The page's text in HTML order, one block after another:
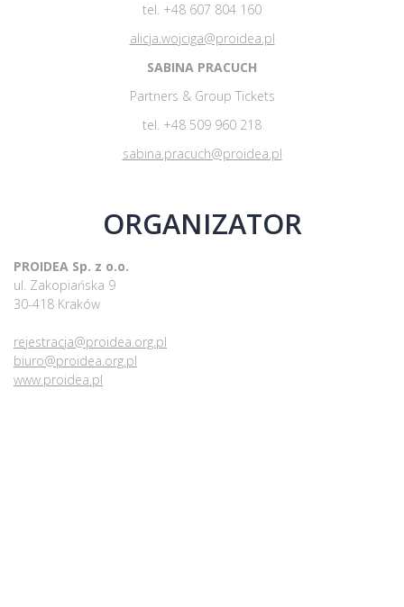
tel. +48 607 804 160
alicja.wojciga@proidea.pl
SABINA PRACUCH
Partners & Group Tickets
tel. +48 509 960 218
sabina.pracuch@proidea.pl
ORGANIZATOR
PROIDEA Sp. z o.o.
ul. Zakopiańska 9
30-418 Kraków
rejestracja@proidea.org.pl
biuro@proidea.org.pl
www.proidea.pl